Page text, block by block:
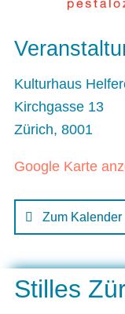
Kulturhaus
Kirchgasse 13
Zürich, 8001
Google Karte
Zum Kalender
Stilles